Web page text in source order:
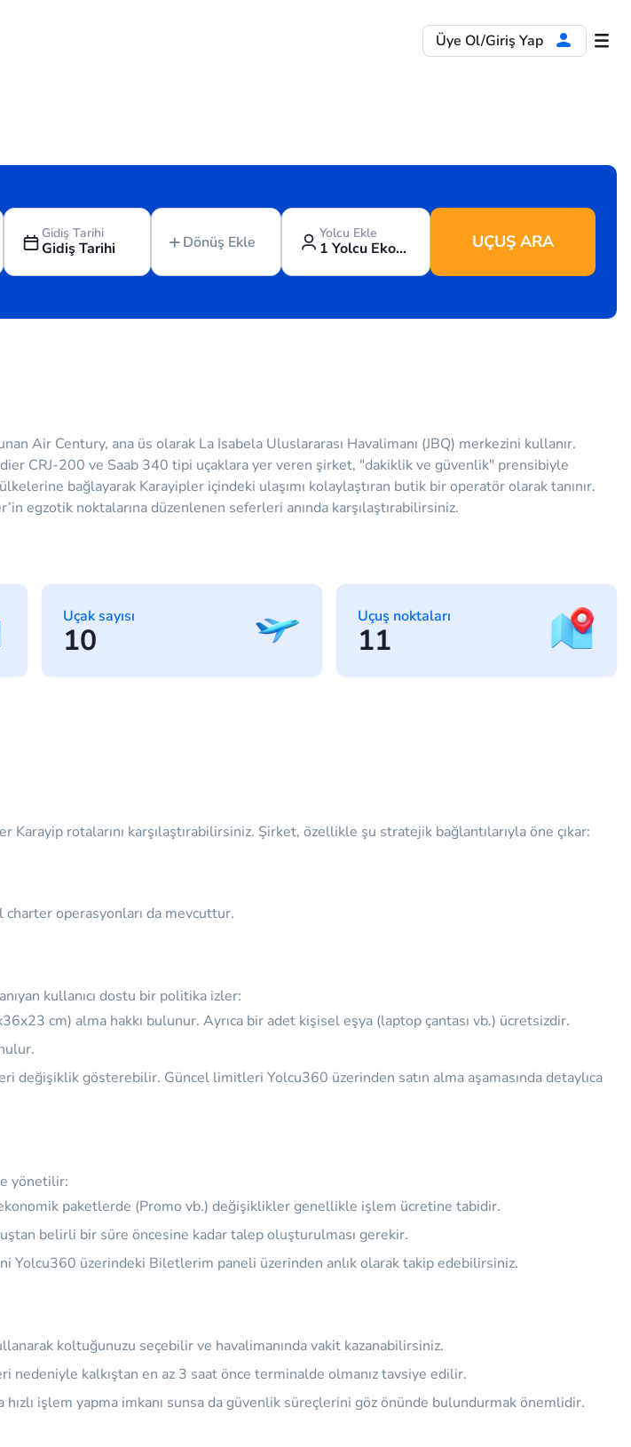
Üye Ol/Giriş Yap
Gidiş Tarihi
Gidiş Tarihi Dönüş Ekle Yolcu Ekle
1 Yolcu Ekonomi UÇUŞ ARA
Air Century, ana üs olarak La Isabela Uluslararası Havalimanı (JBQ) merkezini kullanır.
CRJ-200 ve Saab 340 tipi uçaklara yer veren şirket, "dakiklik ve güvenlik" prensibiyle
bağlayarak Karayipler içindeki ulaşımı kolaylaştıran butik bir operatör olarak tanınır.
egzotik noktalarına düzenlenen seferleri anında karşılaştırabilirsiniz.
Uçak sayısı
10
Uçuş noktaları
11
rotalarını karşılaştırabilirsiniz. Şirket, özellikle şu stratejik bağlantılarıyla öne çıkar:
charter operasyonları da mevcuttur.
kullanıcı dostu bir politika izler:
cm) alma hakkı bulunur. Ayrıca bir adet kişisel eşya (laptop çantası vb.) ücretsizdir.
değişiklik gösterebilir. Güncel limitleri Yolcu360 üzerinden satın alma aşamasında detaylıca
yönetilir:
paketlerde (Promo vb.) değişiklikler genellikle işlem ücretine tabidir.
belirli bir süre öncesine kadar talep oluşturulması gerekir.
Yolcu360 üzerindeki Biletlerim paneli üzerinden anlık olarak takip edebilirsiniz.
koltuğunuzu seçebilir ve havalimanında vakit kazanabilirsiniz.
nedeniyle kalkıştan en az 3 saat önce terminalde olmanız tavsiye edilir.
hızlı işlem yapma imkanı sunsa da güvenlik süreçlerini göz önünde bulundurmak önemlidir.